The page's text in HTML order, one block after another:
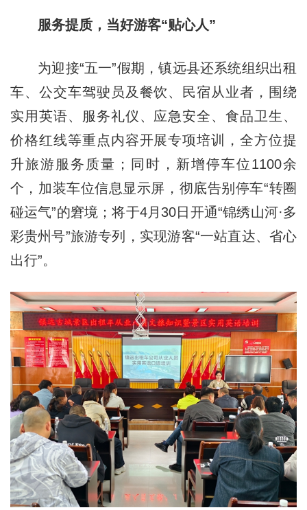
服务提质，当好游客“贴心人”
为迎接“五一”假期，镇远县还系统组织出租
车、公交车驾驶员及餐饮、民宿从业者，围绕
实用英语、服务礼仪、应急安全、食品卫生、
价格红线等重点内容开展专项培训，全方位提
升旅游服务质量；同时，新增停车位1100余
个，加装车位信息显示屏，彻底告别停车“转圈
碰运气”的窘境；将于4月30日开通“锦绣山河·多
彩贵州号”旅游专列，实现游客“一站直达、省心
出行”。